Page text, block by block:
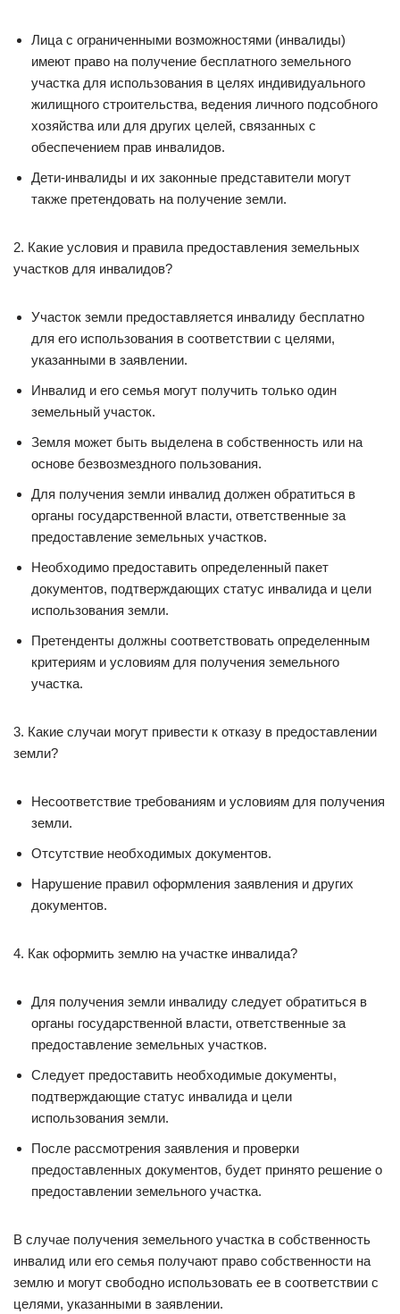
Лица с ограниченными возможностями (инвалиды)
имеют право на получение бесплатного земельного
участка для использования в целях индивидуального
жилищного строительства, ведения личного подсобного
хозяйства или для других целей, связанных с
обеспечением прав инвалидов.
Дети-инвалиды и их законные представители могут
также претендовать на получение земли.
2. Какие условия и правила предоставления земельных
участков для инвалидов?
Участок земли предоставляется инвалиду бесплатно
для его использования в соответствии с целями,
указанными в заявлении.
Инвалид и его семья могут получить только один
земельный участок.
Земля может быть выделена в собственность или на
основе безвозмездного пользования.
Для получения земли инвалид должен обратиться в
органы государственной власти, ответственные за
предоставление земельных участков.
Необходимо предоставить определенный пакет
документов, подтверждающих статус инвалида и цели
использования земли.
Претенденты должны соответствовать определенным
критериям и условиям для получения земельного
участка.
3. Какие случаи могут привести к отказу в предоставлении
земли?
Несоответствие требованиям и условиям для получения
земли.
Отсутствие необходимых документов.
Нарушение правил оформления заявления и других
документов.
4. Как оформить землю на участке инвалида?
Для получения земли инвалиду следует обратиться в
органы государственной власти, ответственные за
предоставление земельных участков.
Следует предоставить необходимые документы,
подтверждающие статус инвалида и цели
использования земли.
После рассмотрения заявления и проверки
предоставленных документов, будет принято решение о
предоставлении земельного участка.
В случае получения земельного участка в собственность
инвалид или его семья получают право собственности на
землю и могут свободно использовать ее в соответствии с
целями, указанными в заявлении.